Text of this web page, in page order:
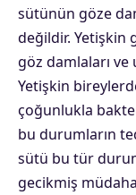
sütünün göze
değildir. Yetişkin
göz damlaları
Yetişkin
çoğunlukla
bu durumların
sütü bu tür
gecikmiş